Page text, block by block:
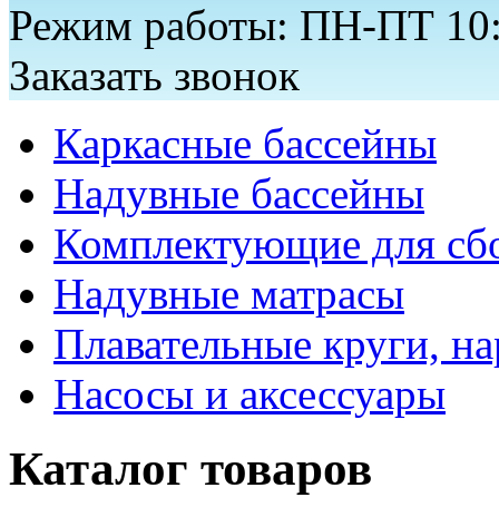
Режим работы: ПН-ПТ
Заказать звонок
Каркасные бассейны
Надувные бассейны
Комплектующие для
Надувные матрасы
Плавательные круги,
Насосы и аксессуары
Каталог товаров